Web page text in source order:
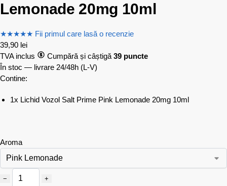
Lemonade 20mg 10ml
★★★★★ Fii primul care lasă o recenzie
39,90 lei
TVA inclus
Cumpără și câștigă 39 puncte
În stoc — livrare 24/48h (L-V)
Contine:
1x Lichid Vozol Salt Prime Pink Lemonade 20mg 10ml
Aroma
− +